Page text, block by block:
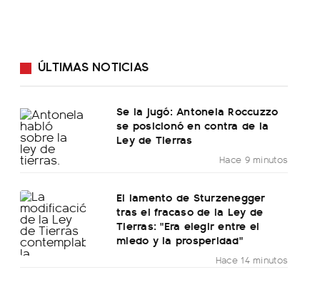
ÚLTIMAS NOTICIAS
Se la jugó: Antonela Roccuzzo
se posicionó en contra de la
Ley de Tierras
Hace 9 minutos
El lamento de Sturzenegger
tras el fracaso de la Ley de
Tierras: "Era elegir entre el
miedo y la prosperidad"
Hace 14 minutos